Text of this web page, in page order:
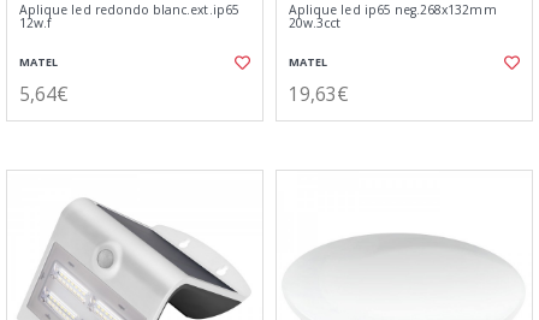
Aplique led redondo blanc.ext.ip65
12w.f
MATEL
5,64€
Aplique led ip65 neg.268x132mm
20w.3cct
MATEL
19,63€